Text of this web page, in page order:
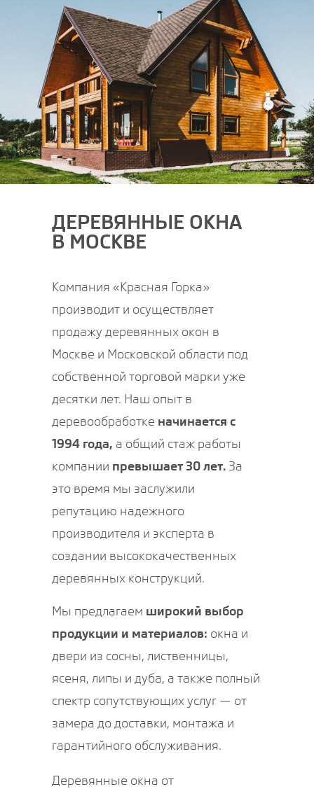
ДЕРЕВЯННЫЕ ОКНА
В МОСКВЕ
Компания «Красная Горка»
производит и осуществляет
продажу деревянных окон в
Москве и Московской области под
собственной торговой марки уже
десятки лет. Наш опыт в
деревообработке начинается с
1994 года, а общий стаж работы
компании превышает 30 лет. За
это время мы заслужили
репутацию надежного
производителя и эксперта в
создании высококачественных
деревянных конструкций.
Мы предлагаем широкий выбор
продукции и материалов: окна и
двери из сосны, лиственницы,
ясеня, липы и дуба, а также полный
спектр сопутствующих услуг — от
замера до доставки, монтажа и
гарантийного обслуживания.
Деревянные окна от